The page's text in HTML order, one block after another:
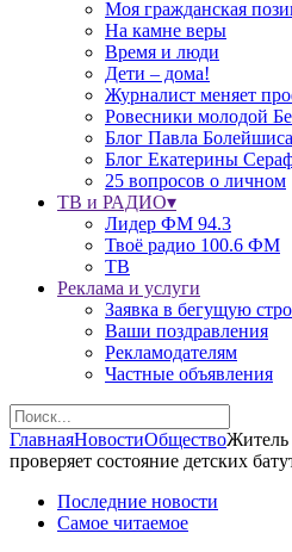
Моя гражданская
На камне веры
Время и люди
Дети – дома!
Журналист меняет
Ровесники молодой
Блог Павла Болейшиса
Блог Екатерины
25 вопросов о личном
ТВ и РАДИО▾
Лидер ФМ 94.3
Твоё радио 100.6 ФМ
ТВ
Реклама и услуги
Заявка в бегущую
Ваши поздравления
Рекламодателям
Частные объявления
ГлавнаяНовостиОбществоЖитель
проверяет состояние детских
Последние новости
Самое читаемое